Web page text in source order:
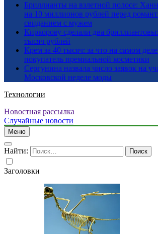
Бриллианты на взлетной полосе:
на 10 миллионов рублей перед
свиданием с мужем
Киркорову сделали два
тысяч рублей
Крем за 40 тысяч: за что на самом
покупатель премиальной косметики
Сергунина назвала число заявок на
Московской неделе моды
Технологии
Новостная рассылка
Случайные новости
Меню
Найти:
Заголовки